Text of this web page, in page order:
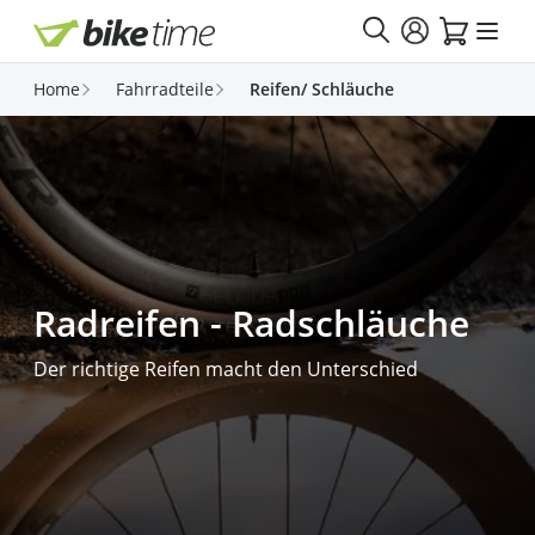
Direkt zum Inhalt
Home Fahrradteile Reifen/ Schläuche
Radreifen - Radschläuche
Der richtige Reifen macht den Unterschied